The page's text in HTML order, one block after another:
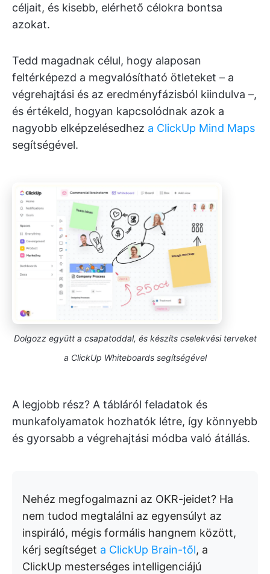
céljait, és kisebb, elérhető célokra bontsa
azokat.
Tedd magadnak célul, hogy alaposan
feltérképezd a megvalósítható ötleteket – a
végrehajtási és az eredményfázisból kiindulva –,
és értékeld, hogyan kapcsolódnak azok a
nagyobb elképzelésedhez a ClickUp Mind Maps
segítségével.
Dolgozz együtt a csapatoddal, és készíts cselekvési terveket
a ClickUp Whiteboards segítségével
A legjobb rész? A tábláról feladatok és
munkafolyamatok hozhatók létre, így könnyebb
és gyorsabb a végrehajtási módba való átállás.
Nehéz megfogalmazni az OKR-jeidet? Ha
nem tudod megtalálni az egyensúlyt az
inspiráló, mégis formális hangnem között,
kérj segítséget a ClickUp Brain-től, a
ClickUp mesterséges intelligenciájú